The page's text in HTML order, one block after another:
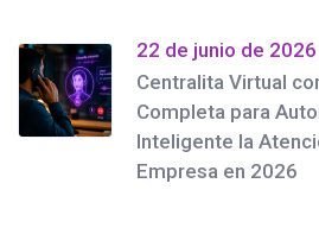
22 de junio de 2026
Centralita Virtual
Completa para
Inteligente la
Empresa en 2026